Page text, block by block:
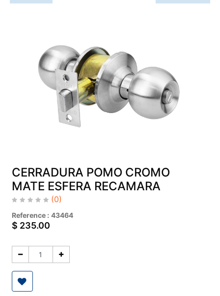
CERRADURA POMO CROMO
MATE ESFERA RECAMARA
(0)
Reference : 43464
$ 235.00